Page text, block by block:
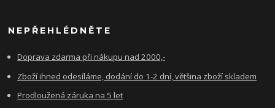
NEPŘEHLÉDNĚTE
Doprava zdarma při nákupu nad 2000,-
Zboží ihned odesíláme, dodání do 1-2 dní, většina zboží skladem
Prodloužená záruka na 5 let